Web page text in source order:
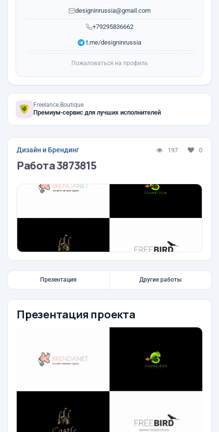
+79295836662
designinrussia@gmail.com
t.me/designinrussia
Пожаловаться на профиль
Freelance.Boutique
Премиум-сервис для лучших исполнителей
Дизайн и Брендинг 197 0
Работа 3873815
Презентация Другие работы
Презентация проекта